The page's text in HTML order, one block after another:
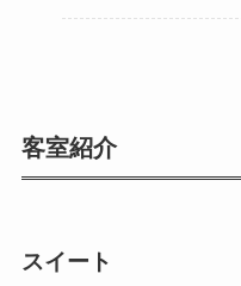
客室紹介
スイート